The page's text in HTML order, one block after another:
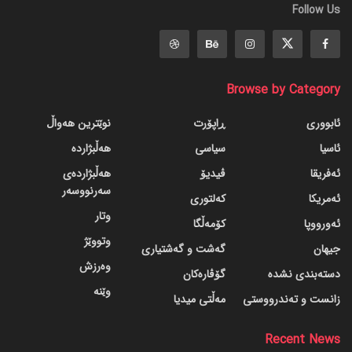
Follow Us
Browse by Category
ئابووری
ئاسیا
ئەفریقا
ئەمریکا
ئەورووپا
جیهان
دسته‌بندی نشده
زانست و تەندرووستی
ڕاپۆرت
سیاسی
ڤیدیۆ
کەلتوری
کۆمەڵگا
گه‌شت و گه‌شتیاری
گۆڤاره‌کان
مەڵتی میدیا
نوێترین هەواڵ
هەڵبژاردە
هەڵبژاردەی
سەرنووسەر
وتار
وتووێژ
وەرزش
وێنە
Recent News